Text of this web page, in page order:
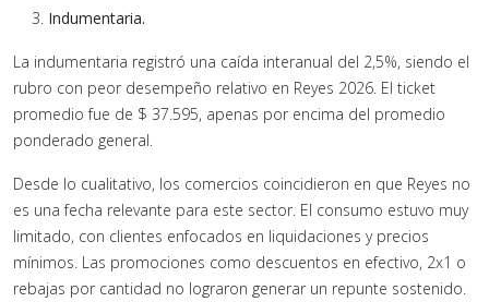
Indumentaria.
La indumentaria registró una caída interanual del 2,5%, siendo el
rubro con peor desempeño relativo en Reyes 2026. El ticket
promedio fue de $ 37.595, apenas por encima del promedio
ponderado general.
Desde lo cualitativo, los comercios coincidieron en que Reyes no
es una fecha relevante para este sector. El consumo estuvo muy
limitado, con clientes enfocados en liquidaciones y precios
mínimos. Las promociones como descuentos en efectivo, 2x1 o
rebajas por cantidad no lograron generar un repunte sostenido.